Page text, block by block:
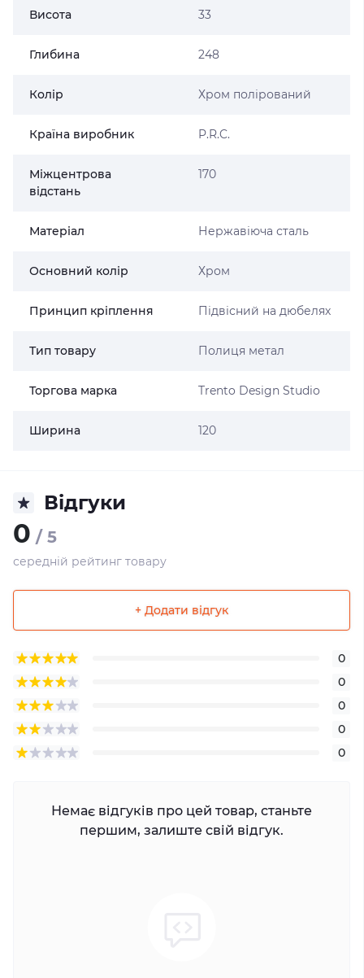
Висота 33
Глибина 248
Колір Хром полірований
Країна виробник P.R.C.
Міжцентрова
відстань
170
Матеріал Нержавіюча сталь
Основний колір Хром
Принцип кріплення Підвісний на дюбелях
Тип товару Полиця метал
Торгова марка Trento Design Studio
Ширина 120
Відгуки
0 / 5
середній рейтинг товару
+ Додати відгук
0
0
0
0
0
Немає відгуків про цей товар, станьте
першим, залиште свій відгук.